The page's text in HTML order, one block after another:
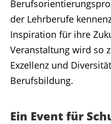
der Lehrberufe
Inspiration für ihre
Veranstaltung wird so
Exzellenz und
Berufsbildung.
Ein Event für